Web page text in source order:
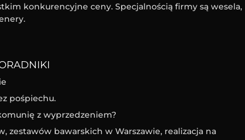
konkurencyjne ceny. Specjalnością firmy są wesela,
pośpiechu.
z wyprzedzeniem?
bawarskich w Warszawie, realizacja na